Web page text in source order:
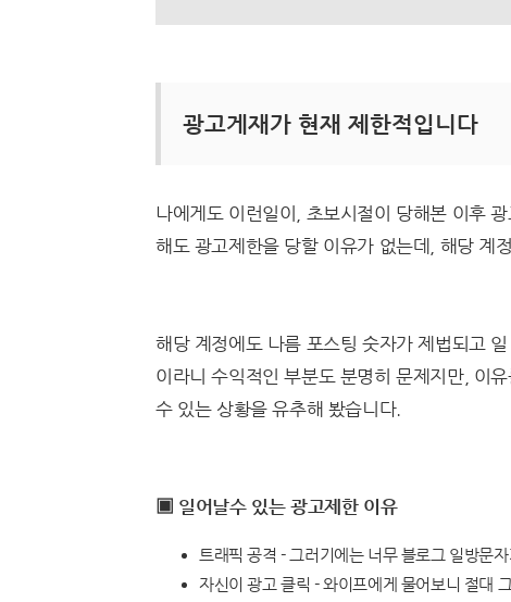
광고게재가 현재 제한적입니다
나에게도 이런일이, 초보시절이 당해본 이후
해도 광고제한을 당할 이유가 없는데, 해당 계
해당 계정에도 나름 포스팅 숫자가 제법되고
이라니 수익적인 부분도 분명히 문제지만, 이
수 있는 상황을 유추해 봤습니다.
▣ 일어날수 있는 광고제한 이유
트래픽 공격 - 그러기에는 너무 블로그 일방문
자신이 광고 클릭 - 와이프에게 물어보니 절대